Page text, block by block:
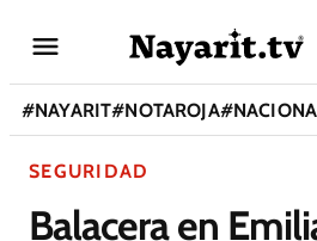
#NAYARIT#NOTAROJA#
SEGURIDAD
Balacera en